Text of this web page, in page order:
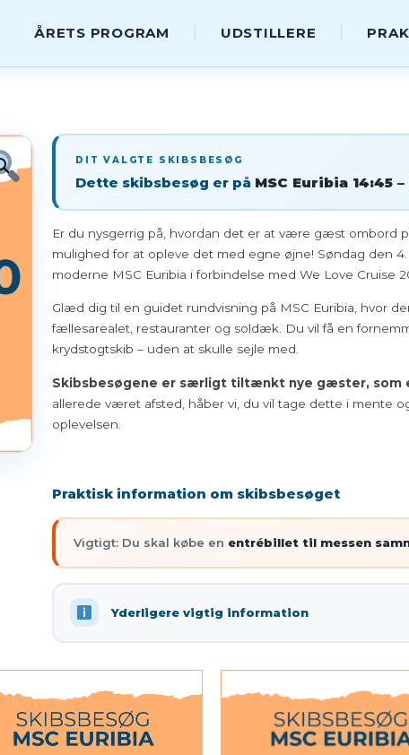
ÅRETS PROGRAM UDSTILLERE
DIT VALGTE SKIBSBESØG
Dette skibsbesøg er på MSC Euribia 14:45 –
Er du nysgerrig på, hvordan det er at være gæst ombord
mulighed for at opleve det med egne øjne! Søndag den
moderne MSC Euribia i forbindelse med We Love Cruise
Glæd dig til en guidet rundvisning på MSC Euribia, hvor
fællesarealet, restauranter og soldæk. Du vil få en
krydstogtskib – uden at skulle sejle med.
Skibsbesøgene er særligt tiltænkt nye gæster, som
allerede været afsted, håber vi, du vil tage dette i mente
oplevelsen.
Praktisk information om skibsbesøget
Vigtigt: Du skal købe en entrébillet til messen
Yderligere vigtig information